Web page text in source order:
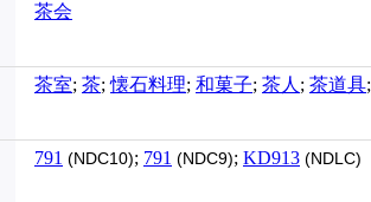
茶会
茶室; 茶;懐石料理; 和菓子; 茶人 ; 茶道具;
791 (NDC10); 791 (NDC9); KD913 (NDLC)